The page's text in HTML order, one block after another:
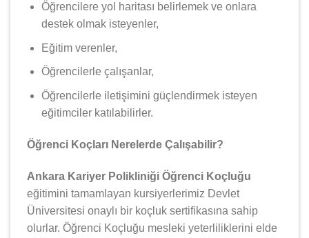
Öğrencilere yol haritası belirlemek ve onlara
destek olmak isteyenler,
Eğitim verenler,
Öğrencilerle çalışanlar,
Öğrencilerle iletişimini güçlendirmek isteyen
eğitimciler katılabilirler.
Öğrenci Koçları Nerelerde Çalışabilir?
Ankara Kariyer Polikliniği Öğrenci Koçluğu
eğitimini tamamlayan kursiyerlerimiz Devlet
Üniversitesi onaylı bir koçluk sertifikasına sahip
olurlar. Öğrenci Koçluğu mesleki yeterliliklerini elde